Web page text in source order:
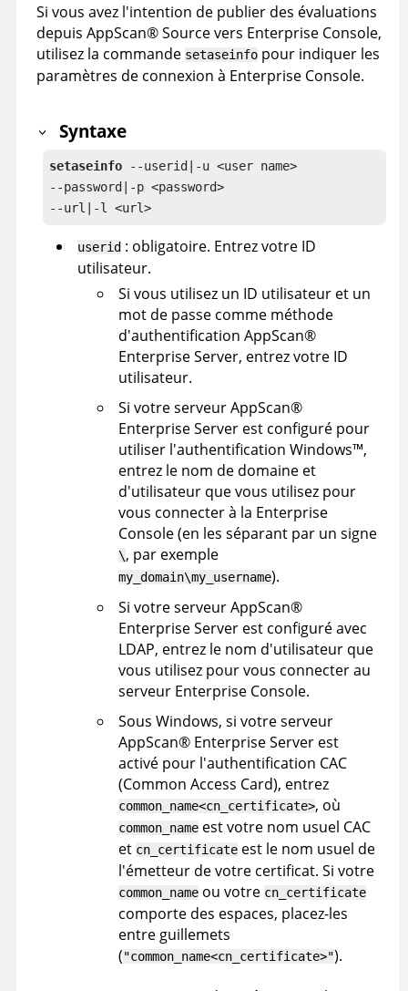
Si vous avez l'intention de publier des évaluations
depuis AppScan®Sourcevers Enterprise Console,
utilisez la commande setaseinfo pour indiquer les
paramètres de connexion à Enterprise Console.
Syntaxe
setaseinfo --userid|-u <user name>
--password|-p <password>
--url|-l <url>
userid : obligatoire. Entrez votre ID
utilisateur.
Si vous utilisez un ID utilisateur et un
mot de passe comme méthode
d'authentification AppScan®
Enterprise Server, entrez votre ID
utilisateur.
Si votre serveurAppScan®
Enterprise Server est configuré pour
utiliser l'authentification Windows™,
entrez le nom de domaine et
d'utilisateur que vous utilisez pour
vous connecter à la Enterprise
Console(en les séparant par un signe
\, par exemple
my_domain\my_username).
Si votre serveurAppScan®
Enterprise Server est configuré avec
LDAP, entrez le nom d'utilisateur que
vous utilisez pour vous connecter au
serveur Enterprise Console.
Sous Windows, si votre serveur
AppScan® Enterprise Server est
activé pour l'authentification CAC
(Common Access Card), entrez
common_name<cn_certificate>, où
common_name est votre nom usuel CAC
et cn_certificate est le nom usuel de
l'émetteur de votre certificat. Si votre
common_name ou votre cn_certificate
comporte des espaces, placez-les
entre guillemets
("common_name<cn_certificate>").